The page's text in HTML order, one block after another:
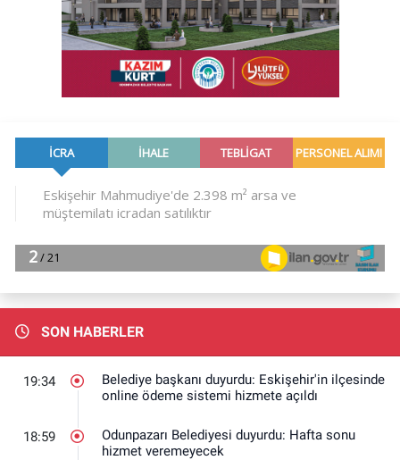
SON HABERLER
19:34
Belediye başkanı duyurdu: Eskişehir'in ilçesinde
online ödeme sistemi hizmete açıldı
18:59
Odunpazarı Belediyesi duyurdu: Hafta sonu
hizmet veremeyecek